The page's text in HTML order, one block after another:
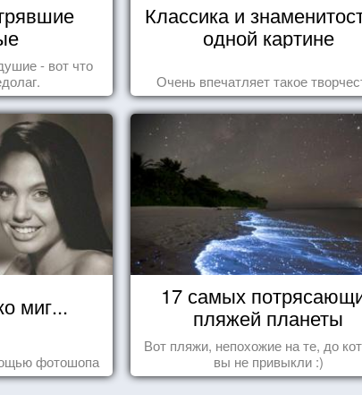
- вот что
Классика и
одной картине
Очень впечатляет такое
миг...
фотошопа
17 самых
пляжей планеты
Вот пляжи, непохожие на те, до
вы не привыкли :)